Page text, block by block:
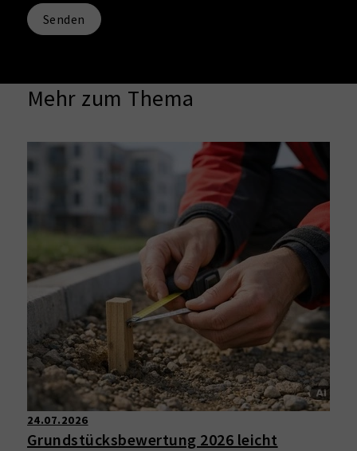
Senden
Mehr zum Thema
24.07.2026
Grundstücksbewertung 2026 leicht